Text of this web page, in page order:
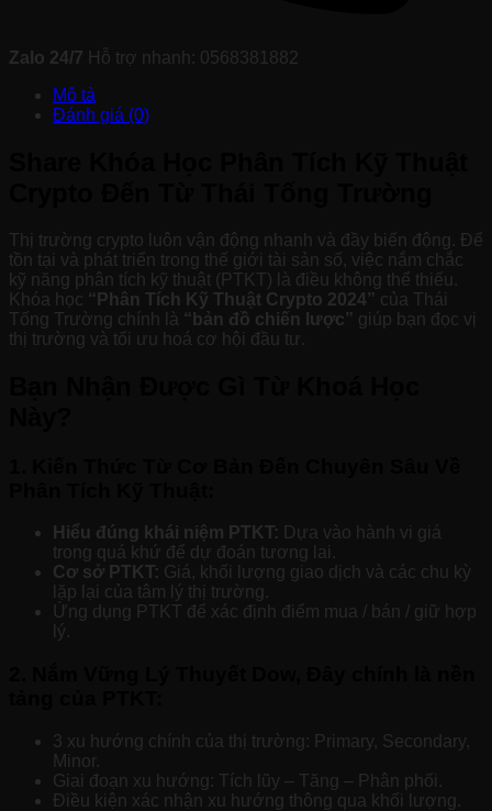
Zalo 24/7 Hỗ trợ nhanh: 0568381882
Mô tả
Đánh giá (0)
Thị trường crypto luôn vận động nhanh và đầy biến động. Để
tồn tại và phát triển trong thế giới tài sản số, việc nắm chắc
kỹ năng phân tích kỹ thuật (PTKT) là điều không thể thiếu.
Khóa học “Phân Tích Kỹ Thuật Crypto 2024” của Thái
Tống Trường chính là “bản đồ chiến lược” giúp bạn đọc vị
thị trường và tối ưu hoá cơ hội đầu tư.
Hiểu đúng khái niệm PTKT: Dựa vào hành vi giá
trong quá khứ để dự đoán tương lai.
Cơ sở PTKT: Giá, khối lượng giao dịch và các chu kỳ
lặp lại của tâm lý thị trường.
Ứng dụng PTKT để xác định điểm mua / bán / giữ hợp
lý.
3 xu hướng chính của thị trường: Primary, Secondary,
Minor.
Giai đoạn xu hướng: Tích lũy – Tăng – Phân phối.
Điều kiện xác nhận xu hướng thông qua khối lượng.